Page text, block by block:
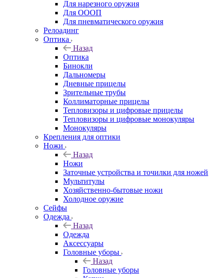
Для нарезного оружия
Для ОООП
Для пневматического оружия
Релоадинг
Оптика
Назад
Оптика
Бинокли
Дальномеры
Дневные прицелы
Зрительные трубы
Коллиматорные прицелы
Тепловизоры и цифровые прицелы
Тепловизоры и цифровые монокуляры
Монокуляры
Крепления для оптики
Ножи
Назад
Ножи
Заточные устройства и точилки для ножей
Мультитулы
Хозяйственно-бытовые ножи
Холодное оружие
Сейфы
Одежда
Назад
Одежда
Аксессуары
Головные уборы
Назад
Головные уборы